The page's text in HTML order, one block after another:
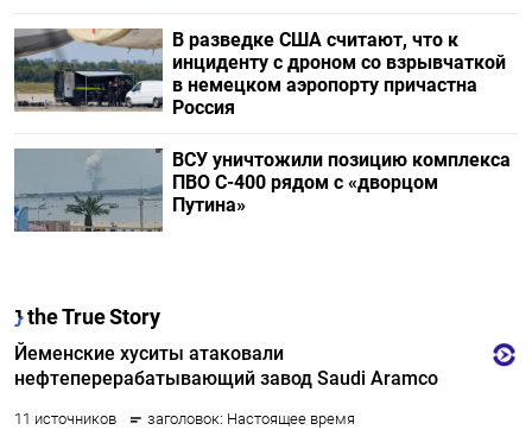
В разведке США считают, что к
инциденту с дроном со взрывчаткой
в немецком аэропорту причастна
Россия
ВСУ уничтожили позицию комплекса
ПВО С-400 рядом с «дворцом
Путина»